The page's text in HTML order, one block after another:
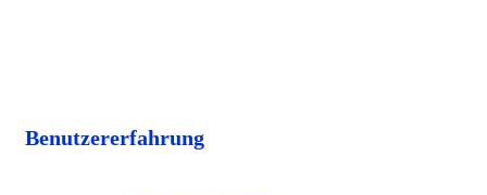
Benutzererfahrung